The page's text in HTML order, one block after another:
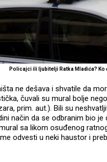
Policajci ili ljubitelji Ratka Mladića? Ko
ne dešava i shvatile da
čuvali su mural bolje
prim. aut.). Bili su
način da se odbranim bio
sa likom osuđenog
odvesti u neki haustor i